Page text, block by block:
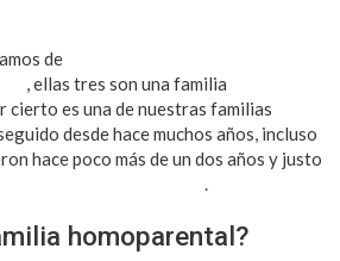
de
, ellas tres son una familia
cierto es una de nuestras familias
desde hace muchos años, incluso
hace poco más de un dos años y justo
.
homoparental?